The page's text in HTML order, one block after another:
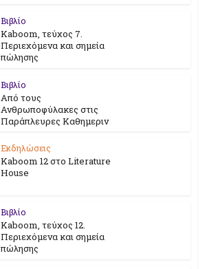
Βιβλίο
Kaboom, τεύχος 7.
Περιεχόμενα και σημεία
πώλησης
Βιβλίο
Από τους
Ανθρωποφύλακες στις
Παράπλευρες Καθημεριν
Εκδηλώσεις
Kaboom 12 στο Literature
House
Βιβλίο
Kaboom, τεύχος 12.
Περιεχόμενα και σημεία
πώλησης